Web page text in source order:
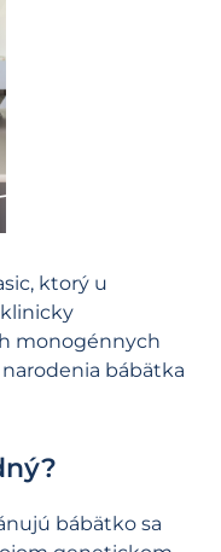
ktorý u
klinicky
monogénnych
bábätka
bábätko sa